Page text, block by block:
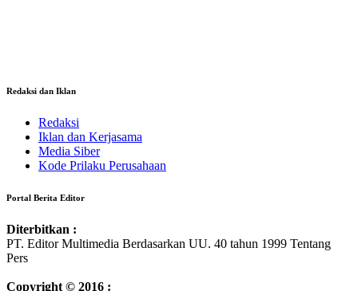
Redaksi dan Iklan
Redaksi
Iklan dan Kerjasama
Media Siber
Kode Prilaku Perusahaan
Portal Berita Editor
Diterbitkan :
PT. Editor Multimedia Berdasarkan UU. 40 tahun 1999 Tentang
Pers
Copyright © 2016 :